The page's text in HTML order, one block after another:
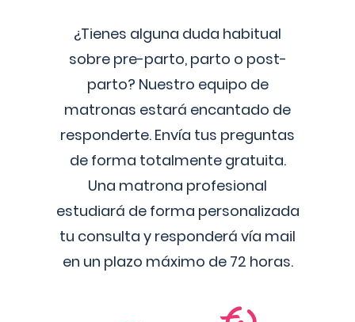
¿Tienes alguna duda habitual
sobre pre-parto, parto o post-
parto? Nuestro equipo de
matronas estará encantado de
responderte. Envía tus preguntas
de forma totalmente gratuita.
Una matrona profesional
estudiará de forma personalizada
tu consulta y responderá vía mail
en un plazo máximo de 72 horas.